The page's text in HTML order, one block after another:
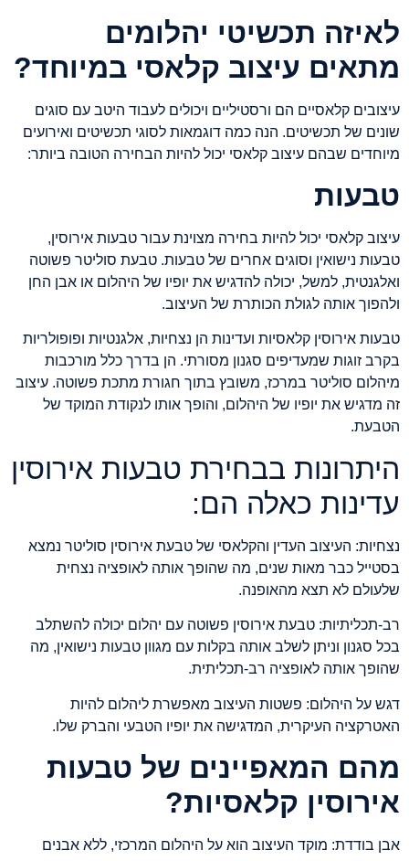
לאיזה תכשיטי יהלומים
מתאים עיצוב קלאסי במיוחד?
עיצובים קלאסיים הם ורסטיליים ויכולים לעבוד היטב עם סוגים
שונים של תכשיטים. הנה כמה דוגמאות לסוגי תכשיטים ואירועים
מיוחדים שבהם עיצוב קלאסי יכול להיות הבחירה הטובה ביותר:
טבעות
עיצוב קלאסי יכול להיות בחירה מצוינת עבור טבעות אירוסין,
טבעות נישואין וסוגים אחרים של טבעות. טבעת סוליטר פשוטה
ואלגנטית, למשל, יכולה להדגיש את יופיו של היהלום או אבן החן
ולהפוך אותה לגולת הכותרת של העיצוב.
טבעות אירוסין קלאסיות ועדינות הן נצחיות, אלגנטיות ופופולריות
בקרב זוגות שמעדיפים סגנון מסורתי. הן בדרך כלל מורכבות
מיהלום סוליטר במרכז, משובץ בתוך חגורת מתכת פשוטה. עיצוב
זה מדגיש את יופיו של היהלום, והופך אותו לנקודת המוקד של
הטבעת.
היתרונות בבחירת טבעות אירוסין
עדינות כאלה הם:
נצחיות: העיצוב העדין והקלאסי של טבעת אירוסין סוליטר נמצא
בסטייל כבר מאות שנים, מה שהופך אותה לאופציה נצחית
שלעולם לא תצא מהאופנה.
רב-תכליתיות: טבעת אירוסין פשוטה עם יהלום יכולה להשתלב
בכל סגנון וניתן לשלב אותה בקלות עם מגוון טבעות נישואין, מה
שהופך אותה לאופציה רב-תכליתית.
דגש על היהלום: פשטות העיצוב מאפשרת ליהלום להיות
האטרקציה העיקרית, המדגישה את יופיו הטבעי והברק שלו.
מהם המאפיינים של טבעות
אירוסין קלאסיות?
אבן בודדת: מוקד העיצוב הוא על היהלום המרכזי, ללא אבנים